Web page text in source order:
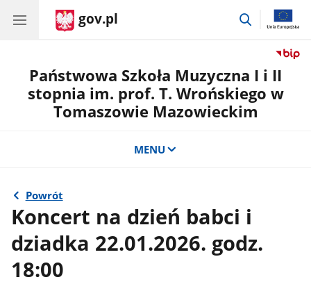
gov.pl
przejdź
Państwowa Szkoła Muzyczna I i II
stopnia im. prof. T. Wrońskiego w
Tomaszowie Mazowieckim
MENU
Powrót
Koncert na dzień babci i
dziadka 22.01.2026. godz.
18:00